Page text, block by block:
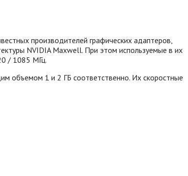
производителей графических адаптеров,
NVIDIA Maxwell. При этом используемые в их
/ 1085 МГц.
объемом 1 и 2 ГБ соответственно. Их скоростные